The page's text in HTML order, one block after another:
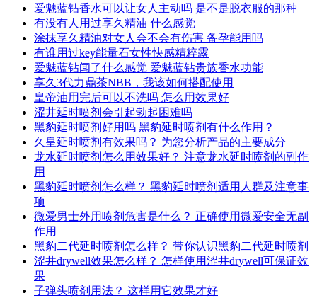
爱魅蓝钻香水可以让女人主动吗 是不是脱衣服的那种
有没有人用过享久精油 什么感觉
涂抹享久精油对女人会不会有伤害 备孕能用吗
有谁用过key能量石女性快感精粹露
爱魅蓝钻闻了什么感觉 爱魅蓝钻贵族香水功能
享久3代力鼎茶NBB，我该如何搭配使用
皇帝油用完后可以不洗吗 怎么用效果好
涩井延时喷剂会引起勃起困难吗
黑豹延时喷剂好用吗 黑豹延时喷剂有什么作用？
久皇延时喷剂有效果吗？ 为您分析产品的主要成分
龙水延时喷剂怎么用效果好？ 注意龙水延时喷剂的副作
用
黑豹延时喷剂怎么样？ 黑豹延时喷剂适用人群及注意事
项
微爱男士外用喷剂危害是什么？ 正确使用微爱安全无副
作用
黑豹二代延时喷剂怎么样？ 带你认识黑豹二代延时喷剂
涩井drywell效果怎么样？ 怎样使用涩井drywell可保证效
果
子弹头喷剂用法？ 这样用它效果才好